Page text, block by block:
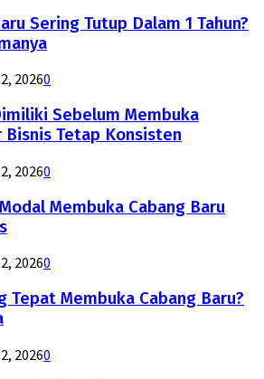
Sering Tutup Dalam 1 Tahun?
20260
Sebelum Membuka
Bisnis Tetap Konsisten
20260
Membuka Cabang Baru
20260
Tepat Membuka Cabang Baru?
20260